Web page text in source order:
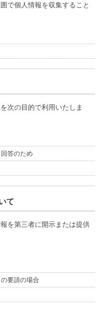
で個人情報を収集すること
次の目的で利用いたしま
答のため
て
を第三者に開示または提供
要請の場合